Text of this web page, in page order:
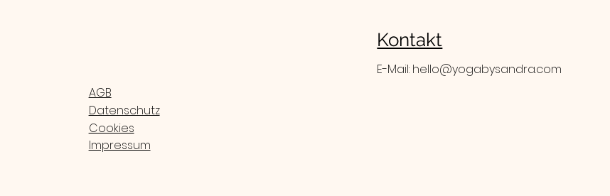
AGB
Datenschutz
Cookies
Impressum
Kontakt
E-Mail: hello@yogabysandra.com